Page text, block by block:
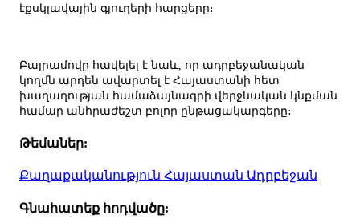
էքսկլավային գյուղերի հարցերը։
Բայրամովը հավելել է նաև, որ ադրբեջանական
կողմն արդեն ավարտել է Հայաստանի հետ
խաղաղության համաձայնագրի վերջնական կնքման
համար անհրաժեշտ բոլոր ընթացակարգերը։
Թեմաներ:
Քաղաքականություն Հայաստան Ադրբեջան
Գնահատեք հոդվածը: